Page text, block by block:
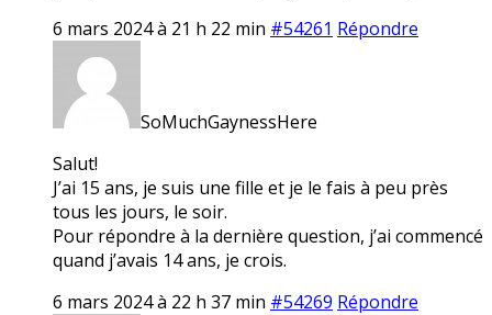
6 mars 2024 à 21 h 22 min #54261 Répondre
SoMuchGaynessHere
Salut!
J’ai 15 ans, je suis une fille et je le fais à peu près
tous les jours, le soir.
Pour répondre à la dernière question, j’ai commencé
quand j’avais 14 ans, je crois.
6 mars 2024 à 22 h 37 min #54269 Répondre